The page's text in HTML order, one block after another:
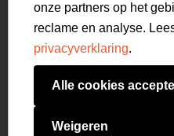
Short sweatpants
Shorts
Schoenen
Swimwear
Accessoires
onze partners op het
reclame en analyse.
privacyverklaring.
Alle cookies
Weigeren